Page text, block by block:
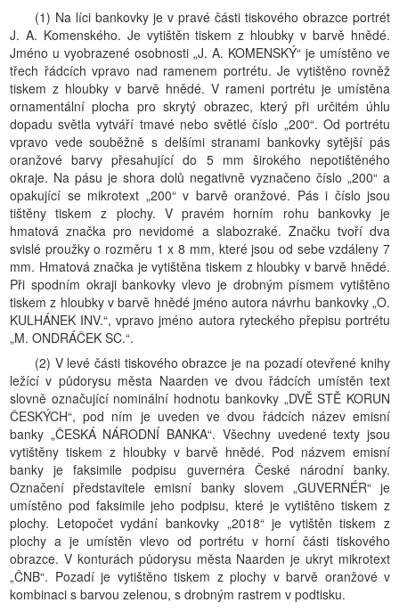
(1) Na líci bankovky je v pravé části tiskového obrazce portrét
J. A. Komenského. Je vytištěn tiskem z hloubky v barvě hnědé.
Jméno u vyobrazené osobnosti „J. A. KOMENSKÝ“ je umístěno ve
třech řádcích vpravo nad ramenem portrétu. Je vytištěno rovněž
tiskem z hloubky v barvě hnědé. V rameni portrétu je umístěna
ornamentální plocha pro skrytý obrazec, který při určitém úhlu
dopadu světla vytváří tmavé nebo světlé číslo „200“. Od portrétu
vpravo vede souběžně s delšími stranami bankovky sytější pás
oranžové barvy přesahující do 5 mm širokého nepotištěného
okraje. Na pásu je shora dolů negativně vyznačeno číslo „200“ a
opakující se mikrotext „200“ v barvě oranžové. Pás i číslo jsou
tištěny tiskem z plochy. V pravém horním rohu bankovky je
hmatová značka pro nevidomé a slabozraké. Značku tvoří dva
svislé proužky o rozměru 1 x 8 mm, které jsou od sebe vzdáleny 7
mm. Hmatová značka je vytištěna tiskem z hloubky v barvě hnědé.
Při spodním okraji bankovky vlevo je drobným písmem vytištěno
tiskem z hloubky v barvě hnědé jméno autora návrhu bankovky „O.
KULHÁNEK INV.“, vpravo jméno autora ryteckého přepisu portrétu
„M. ONDRÁČEK SC.“.
(2) V levé části tiskového obrazce je na pozadí otevřené knihy
ležící v půdorysu města Naarden ve dvou řádcích umístěn text
slovně označující nominální hodnotu bankovky „DVĚ STĚ KORUN
ČESKÝCH“, pod ním je uveden ve dvou řádcích název emisní
banky „ČESKÁ NÁRODNÍ BANKA“. Všechny uvedené texty jsou
vytištěny tiskem z hloubky v barvě hnědé. Pod názvem emisní
banky je faksimile podpisu guvernéra České národní banky.
Označení představitele emisní banky slovem „GUVERNÉR“ je
umístěno pod faksimile jeho podpisu, které je vytištěno tiskem z
plochy. Letopočet vydání bankovky „2018“ je vytištěn tiskem z
plochy a je umístěn vlevo od portrétu v horní části tiskového
obrazce. V konturách půdorysu města Naarden je ukryt mikrotext
„ČNB“. Pozadí je vytištěno tiskem z plochy v barvě oranžové v
kombinaci s barvou zelenou, s drobným rastrem v podtisku.